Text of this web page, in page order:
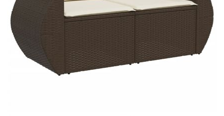
Време за доставка: 5 до 9 дни
Безплатна доставка до адрес при плащане по банков път